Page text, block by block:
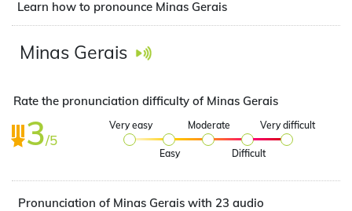
Learn how to pronounce Minas Gerais
Minas Gerais
Rate the pronunciation difficulty of Minas Gerais
3/5
Very easy
Easy
Moderate
Difficult
Very difficult
Pronunciation of Minas Gerais with 23 audio